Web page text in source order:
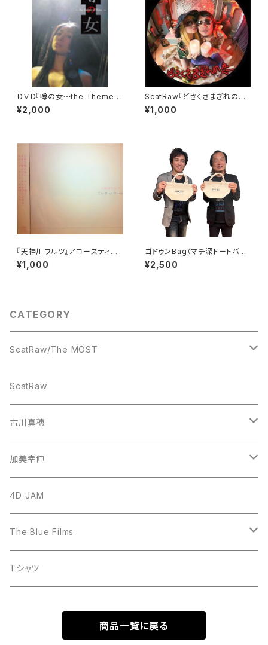
ＤＶＤ『噂の女～the Theme o
f RINA～』
¥2,000
ScatRaw『どさくさまぎれの恋』
（ジャケットは全部で6種類！）
¥1,000
『天神川ワルツ』アコースティッ
クVer収録シングル
¥1,000
ゴドゥンBag（マチ深トートバッ
グ）
¥2,500
CATEGORY
ScatRaw/The MOST
CD
ScatRaw
古川真穂
CD-Single
CD-Album
加美幸伸
God N' Stone
4D-JAM
The Blue Films
CD-Single
Tシャツ
商品一覧に戻る